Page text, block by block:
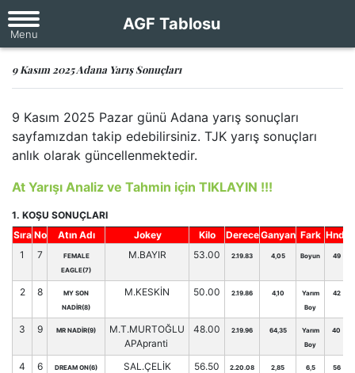
AGF Tablosu
9 Kasım 2025 Adana Yarış Sonuçları
9 Kasım 2025 Pazar günü Adana yarış sonuçları
sayfamızdan takip edebilirsiniz. TJK yarış sonuçları
anlık olarak güncellenmektedir.
At Yarışı Analiz ve Tahmin için TIKLAYIN !!!
1. KOŞU SONUÇLARI
Sıra No Atın Adı Jokey Kilo DereceGanyan Fark Hnd.
1
7
FEMALE
EAGLE(7)
M.BAYIR 53.00 2.19.83 4,05 Boyun 49
2 8
MY SON
NADİR(8)
M.KESKİN 50.00 2.19.86 4,10
Yarım
Boy
42
3 9 MR NADİR(9)
M.T.MURTOĞLU
APApranti
48.00 2.19.96 64,35
Yarım
Boy
40
4 6 DREAM ON(6) SAL.ÇELİK 56.50 2.20.08 2,85
6,5
56